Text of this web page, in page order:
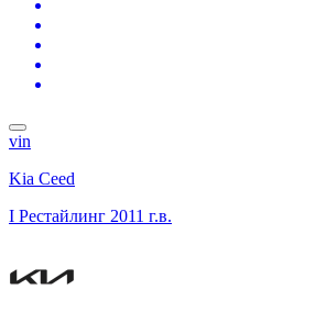
vin
Kia Ceed
I Рестайлинг 2011 г.в.